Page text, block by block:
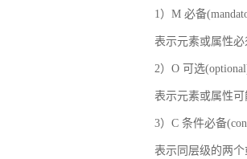
1）M 必备
表示元素或属性
2）O 可选
表示元素或属性
3）C 条件必备
表示同层级的两